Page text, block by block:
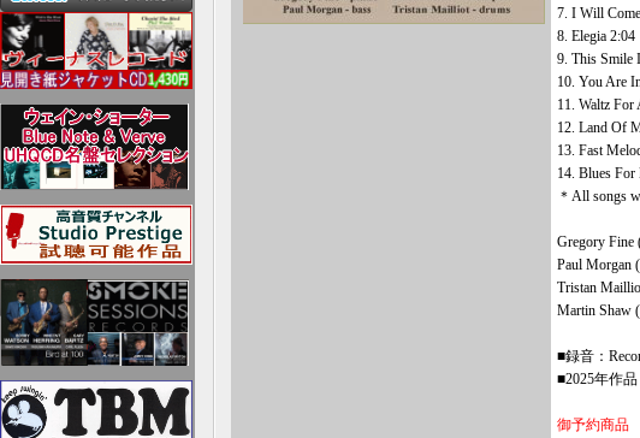
7. I Will
8. Elegia 2:04
9. This Smile
10. You Are
11. Waltz For
12. Land Of
13. Fast
14. Blues
＊All songs
Gregory Fine
Paul Morgan
Tristan
Martin Shaw
■録音：
■2025年作品
御予約商品